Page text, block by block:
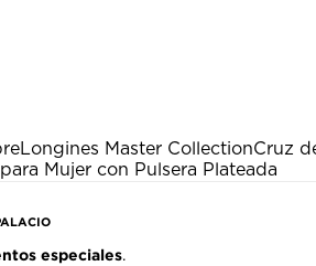
Longines Master CollectionCruz
Mujer con Pulsera Plateada
especiales.